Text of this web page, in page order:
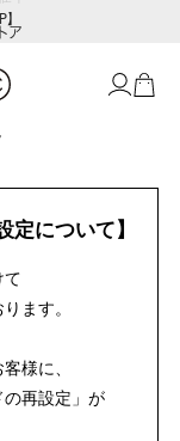
ア
定について】
て
ます。
様に、
再設定」が